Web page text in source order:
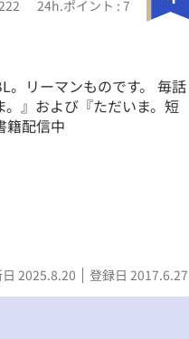
24h.ポイント : 7
。リーマンものです。 毎話
。』および『ただいま。短
籍配信中
2025.8.20 登録日 2017.6.27